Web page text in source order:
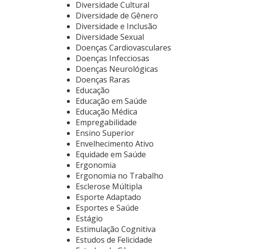
Diversidade Cultural
Diversidade de Gênero
Diversidade e Inclusão
Diversidade Sexual
Doenças Cardiovasculares
Doenças Infecciosas
Doenças Neurológicas
Doenças Raras
Educação
Educação em Saúde
Educação Médica
Empregabilidade
Ensino Superior
Envelhecimento Ativo
Equidade em Saúde
Ergonomia
Ergonomia no Trabalho
Esclerose Múltipla
Esporte Adaptado
Esportes e Saúde
Estágio
Estimulação Cognitiva
Estudos de Felicidade